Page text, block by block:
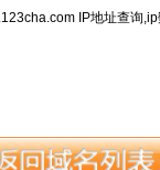
IP地址查询